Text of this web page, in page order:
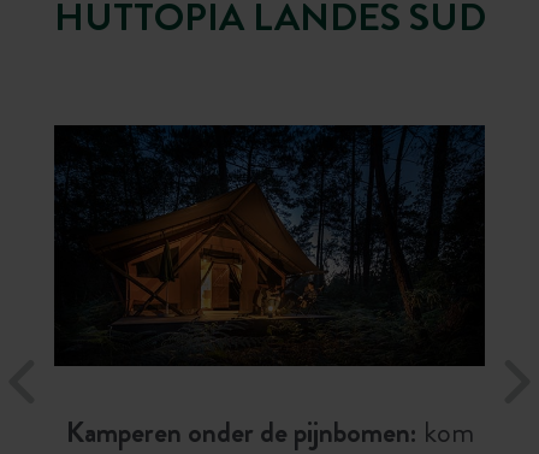
HUTTOPIA LANDES SUD
Kamperen onder de pijnbomen: kom